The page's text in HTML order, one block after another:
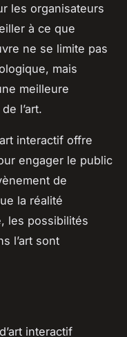
les organisateurs
à ce que
ne se limite pas
mais
meilleure
l’art.
interactif offre
engager le public
de
la réalité
les possibilités
l’art sont
interactif